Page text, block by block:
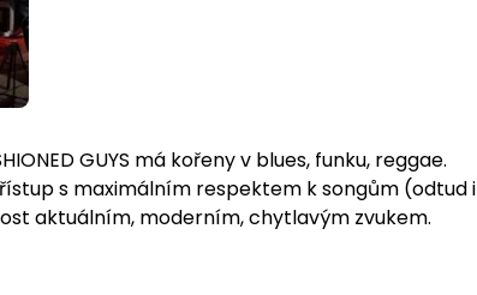
GUYS má kořeny v blues, funku, reggae.
s maximálním respektem k songům (odtud i
aktuálním, moderním, chytlavým zvukem.